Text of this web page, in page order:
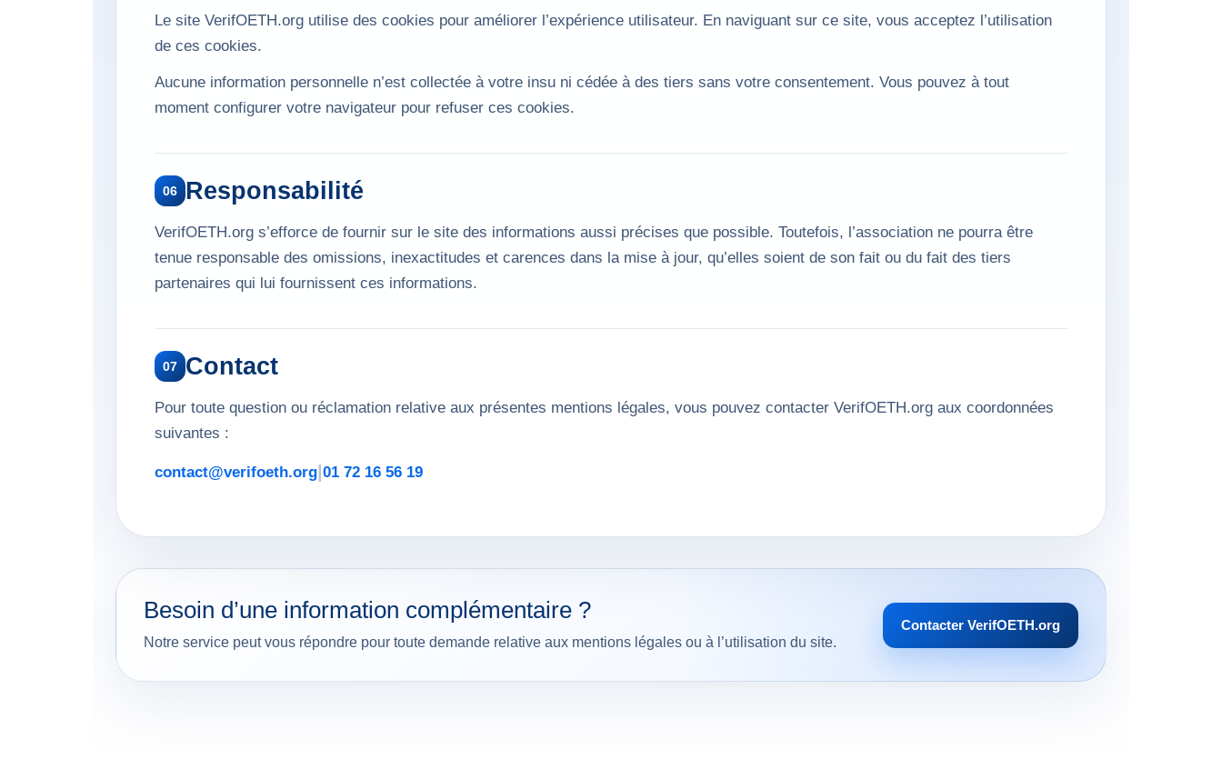
Le site VerifOETH.org utilise des cookies pour améliorer l’expérience utilisateur. En naviguant sur ce site, vous acceptez l’utilisation
de ces cookies.
Aucune information personnelle n’est collectée à votre insu ni cédée à des tiers sans votre consentement. Vous pouvez à tout
moment configurer votre navigateur pour refuser ces cookies.
06 Responsabilité
VerifOETH.org s’efforce de fournir sur le site des informations aussi précises que possible. Toutefois, l’association ne pourra être
tenue responsable des omissions, inexactitudes et carences dans la mise à jour, qu’elles soient de son fait ou du fait des tiers
partenaires qui lui fournissent ces informations.
07 Contact
Pour toute question ou réclamation relative aux présentes mentions légales, vous pouvez contacter VerifOETH.org aux coordonnées
suivantes :
contact@verifoeth.org 01 72 16 56 19
Besoin d’une information complémentaire ?
Notre service peut vous répondre pour toute demande relative aux mentions légales ou à l’utilisation du site.
Contacter VerifOETH.org